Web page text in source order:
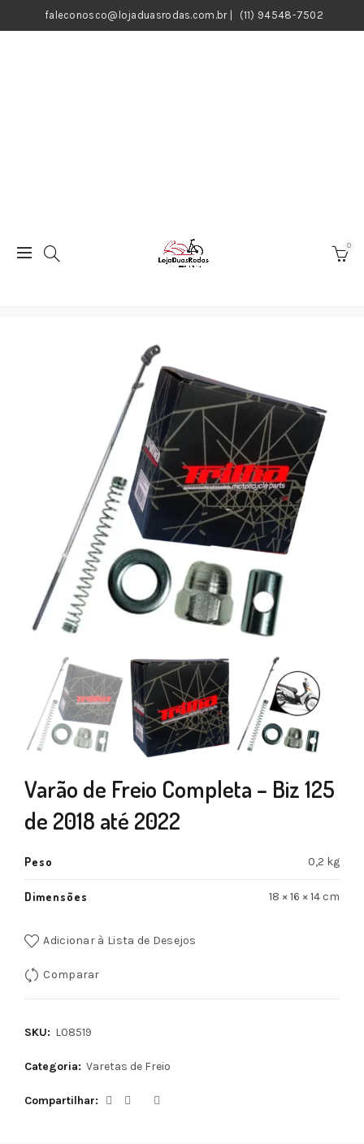
faleconosco@lojaduasrodas.com.br| (11) 94548-7502
0
Varão de Freio Completa – Biz 125
de 2018 até 2022
Peso 0,2 kg
Dimensões 18 × 16 × 14 cm
Adicionar à Lista de Desejos
Comparar
SKU: L08519
Categoria: Varetas de Freio
Compartilhar